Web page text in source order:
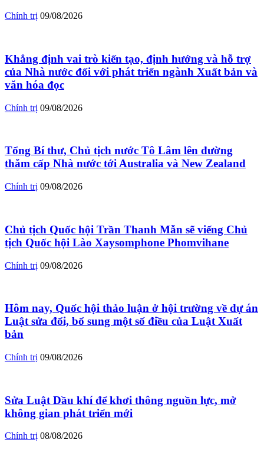
Chính trị 09/08/2026
Khẳng định vai trò kiến tạo, định hướng và hỗ trợ
của Nhà nước đối với phát triển ngành Xuất bản và
văn hóa đọc
Chính trị 09/08/2026
Tổng Bí thư, Chủ tịch nước Tô Lâm lên đường
thăm cấp Nhà nước tới Australia và New Zealand
Chính trị 09/08/2026
Chủ tịch Quốc hội Trần Thanh Mẫn sẽ viếng Chủ
tịch Quốc hội Lào Xaysomphone Phomvihane
Chính trị 09/08/2026
Hôm nay, Quốc hội thảo luận ở hội trường về dự án
Luật sửa đổi, bổ sung một số điều của Luật Xuất
bản
Chính trị 09/08/2026
Sửa Luật Dầu khí để khơi thông nguồn lực, mở
không gian phát triển mới
Chính trị 08/08/2026